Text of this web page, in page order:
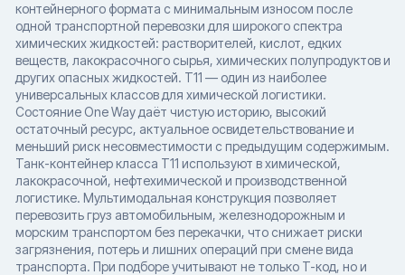
контейнерного формата с минимальным износом после
одной транспортной перевозки для широкого спектра
химических жидкостей: растворителей, кислот, едких
веществ, лакокрасочного сырья, химических полупродуктов и
других опасных жидкостей. T11 — один из наиболее
универсальных классов для химической логистики.
Состояние One Way даёт чистую историю, высокий
остаточный ресурс, актуальное освидетельствование и
меньший риск несовместимости с предыдущим содержимым.
Танк-контейнер класса T11 используют в химической,
лакокрасочной, нефтехимической и производственной
логистике. Мультимодальная конструкция позволяет
перевозить груз автомобильным, железнодорожным и
морским транспортом без перекачки, что снижает риски
загрязнения, потерь и лишних операций при смене вида
транспорта. При подборе учитывают не только T-код, но и